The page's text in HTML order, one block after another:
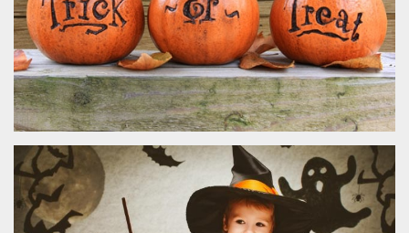
of challenge
passed. It is
used to no
longer issue a
captcha or
jschallenge
challenge if
present. It is
required to
reach origin
wordpress_test_cookie
Automattic
.oooh.events
Sessione
Cookie di
Wordpress,
verifica che il
browser accetti i
cookie.